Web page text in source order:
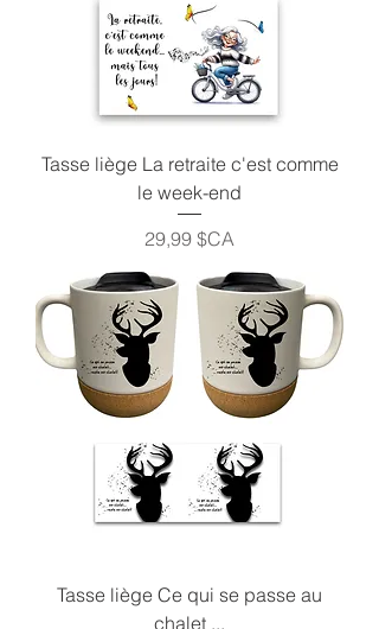
Tasse liège La retraite c'est comme
le week-end
Prix
29,99 $CA
Tasse liège Ce qui se passe au
chalet ...